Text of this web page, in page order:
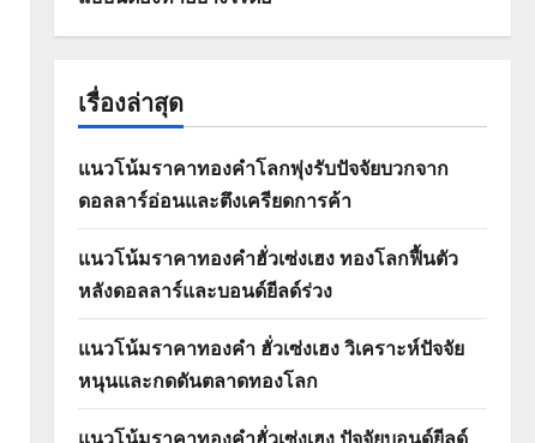
เรื่องล่าสุด
แนวโน้มราคาทองคำโลกพุ่งรับปัจจัยบวกจาก
ดอลลาร์อ่อนและตึงเครียดการค้า
แนวโน้มราคาทองคำฮั่วเซ่งเฮง ทองโลกฟื้นตัว
หลังดอลลาร์และบอนด์ยีลด์ร่วง
แนวโน้มราคาทองคำ ฮั่วเซ่งเฮง วิเคราะห์ปัจจัย
หนุนและกดดันตลาดทองโลก
แนวโน้มราคาทองคำฮั่วเซ่งเฮง ปัจจัยบอนด์ยีลด์